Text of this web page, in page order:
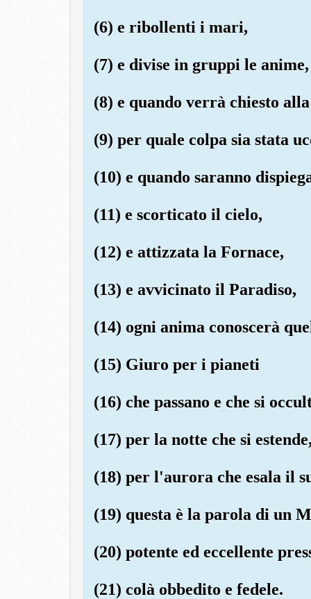
(6) e ribollenti i mari,
(7) e divise in gruppi le anime,
(8) e quando verrà chiesto
(9) per quale colpa sia stata
(10) e quando saranno
(11) e scorticato il cielo,
(12) e attizzata la Fornace,
(13) e avvicinato il Paradiso,
(14) ogni anima conoscerà
(15) Giuro per i pianeti
(16) che passano e che si
(17) per la notte che si
(18) per l'aurora che esala il
(19) questa è la parola di un
(20) potente ed eccellente
(21) colà obbedito e fedele.